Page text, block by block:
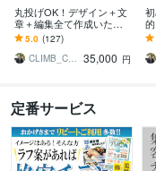
丸投げOK！デザイン＋文
章＋編集全て作成いたし
ます 修正無制限、ココナ
ラ評価5.0のPRO認定者の
サービス
5.0 (127)
CLIMB_CREATION 35,000 円
O
定番サービス